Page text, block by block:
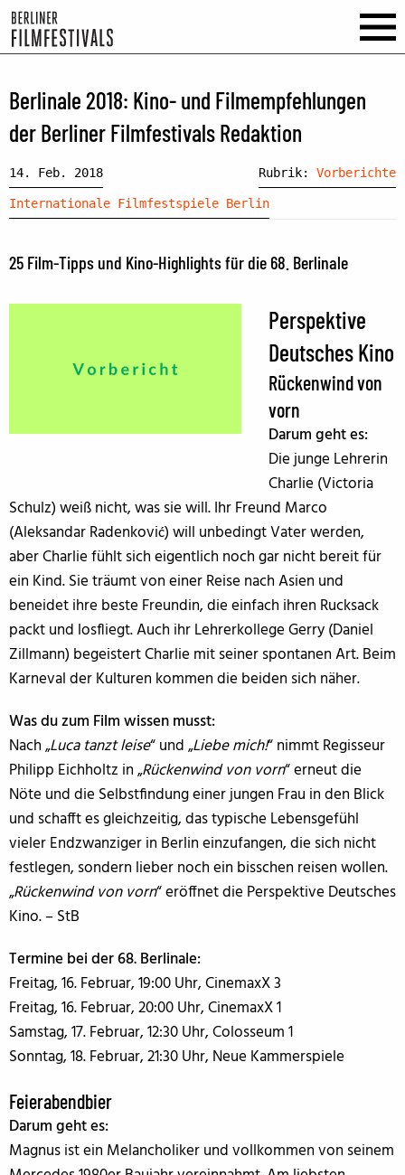
Berlinale 2018: Kino- und Filmempfehlungen
der Berliner Filmfestivals Redaktion
14. Feb. 2018 Rubrik: Vorberichte
Internationale Filmfestspiele Berlin
25 Film-Tipps und Kino-Highlights für die 68. Berlinale
Perspektive
Deutsches Kino
Rückenwind von
vorn
Darum geht es:
Die junge Lehrerin
Charlie (Victoria
Schulz) weiß nicht, was sie will. Ihr Freund Marco
(Aleksandar Radenković) will unbedingt Vater werden,
aber Charlie fühlt sich eigentlich noch gar nicht bereit für
ein Kind. Sie träumt von einer Reise nach Asien und
beneidet ihre beste Freundin, die einfach ihren Rucksack
packt und losfliegt. Auch ihr Lehrerkollege Gerry (Daniel
Zillmann) begeistert Charlie mit seiner spontanen Art. Beim
Karneval der Kulturen kommen die beiden sich näher.
Was du zum Film wissen musst:
Nach „Luca tanzt leise“ und „Liebe mich!“ nimmt Regisseur
Philipp Eichholtz in „Rückenwind von vorn“ erneut die
Nöte und die Selbstfindung einer jungen Frau in den Blick
und schafft es gleichzeitig, das typische Lebensgefühl
vieler Endzwanziger in Berlin einzufangen, die sich nicht
festlegen, sondern lieber noch ein bisschen reisen wollen.
„Rückenwind von vorn“ eröffnet die Perspektive Deutsches
Kino. – StB
Termine bei der 68. Berlinale:
Freitag, 16. Februar, 19:00 Uhr, CinemaxX 3
Freitag, 16. Februar, 20:00 Uhr, CinemaxX 1
Samstag, 17. Februar, 12:30 Uhr, Colosseum 1
Sonntag, 18. Februar, 21:30 Uhr, Neue Kammerspiele
Feierabendbier
Darum geht es:
Magnus ist ein Melancholiker und vollkommen von seinem